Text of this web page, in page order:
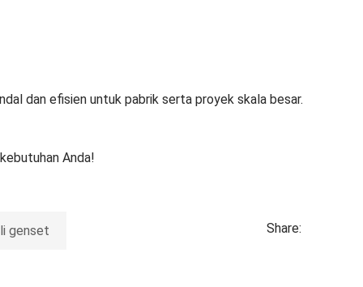
dan efisien untuk pabrik serta proyek skala besar.
Anda!
genset Share: